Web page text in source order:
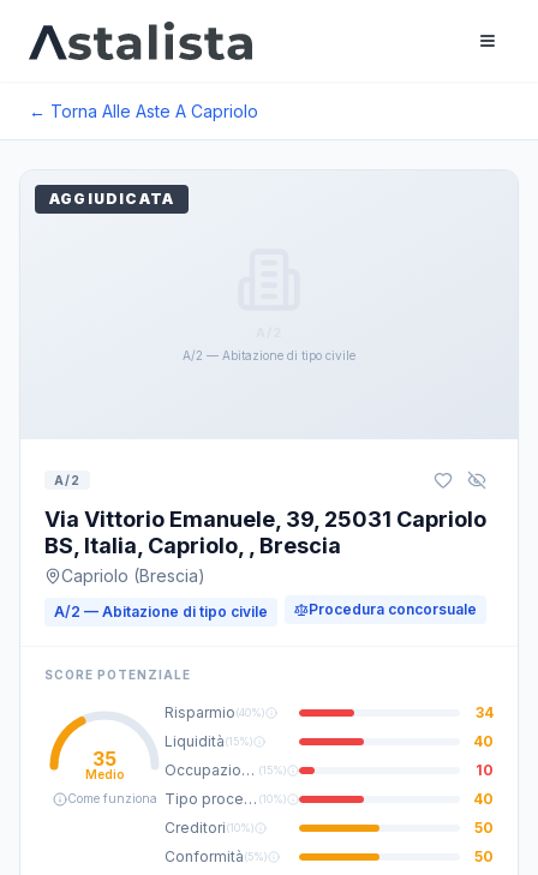
← Torna Alle Aste A Capriolo
A/2 — Abitazione di tipo civile
AGGIUDICATA
A/2
Via Vittorio Emanuele, 39, 25031 Capriolo
BS, Italia, Capriolo, , Brescia
Capriolo (Brescia)
A/2 — Abitazione di tipo civile Procedura concorsuale
SCORE POTENZIALE
35
Medio
Come funziona
Risparmio(40%)
34
Liquidità(15%)
40
Occupazione (15%)
10
Tipo procedura (10%)
40
Creditori(10%)
50
Conformità(5%)
50